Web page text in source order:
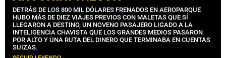
DETRÁS DE LOS 800 MIL DÓLARES FRENADOS EN AEROPARQUE
HUBO MÁS DE DIEZ VIAJES PREVIOS CON MALETAS QUE SÍ
LLEGARON A DESTINO, UN NOVENO PASAJERO LIGADO A LA
INTELIGENCIA CHAVISTA QUE LOS GRANDES MEDIOS PASARON
POR ALTO Y UNA RUTA DEL DINERO QUE TERMINABA EN CUENTAS
SUIZAS.